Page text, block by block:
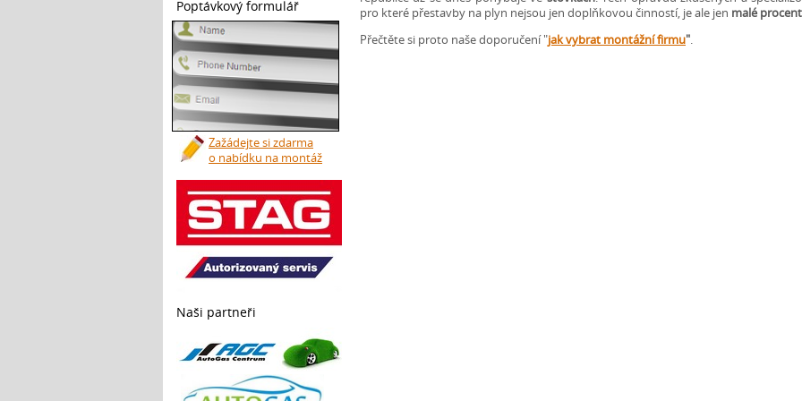
pro které přestavby na plyn nejsou jen doplňkovou činností, je ale jen malé
Přečtěte si proto naše doporučení "jak vybrat montážní firmu".
Poptávkový formulář
Zažádejte si zdarma
o nabídku na montáž
Naši partneři